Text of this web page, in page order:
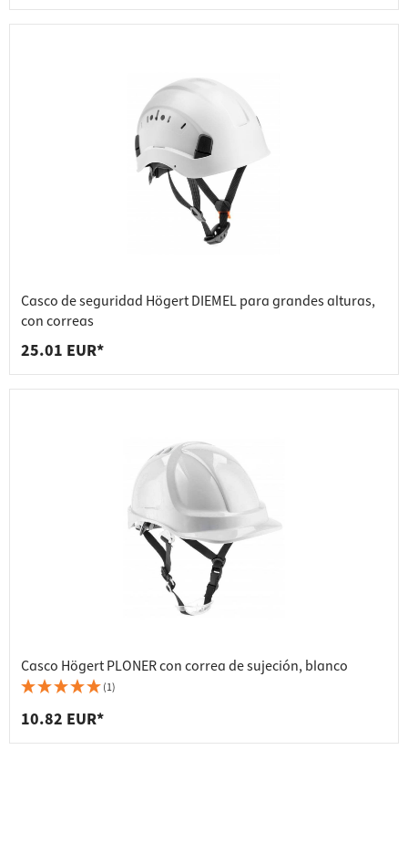
Casco de seguridad Högert DIEMEL para grandes alturas,
con correas
25.01 EUR*
Casco Högert PLONER con correa de sujeción, blanco
(1)
10.82 EUR*